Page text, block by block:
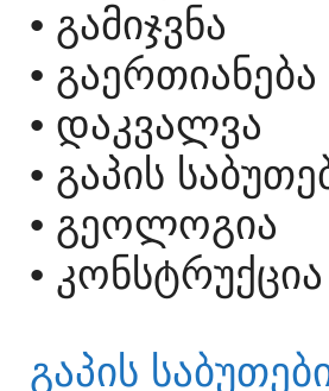
• ᲒᲐᲛᲘᲯᲕᲜᲐ
• ᲒᲐᲔᲠᲗᲘᲐᲜᲔᲑᲐ
• ᲓᲐᲙᲕᲐᲚᲕᲐ
• ᲒᲐᲞᲘᲡ
• ᲒᲔᲝᲚᲝᲒᲘᲐ
• ᲙᲝᲜᲡᲢᲠᲣᲥᲪᲘᲐ
ᲒᲐᲞᲘᲡ